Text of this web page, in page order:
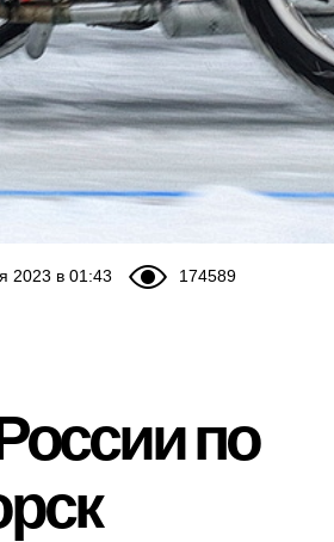
174589
2023 в 01:43
по